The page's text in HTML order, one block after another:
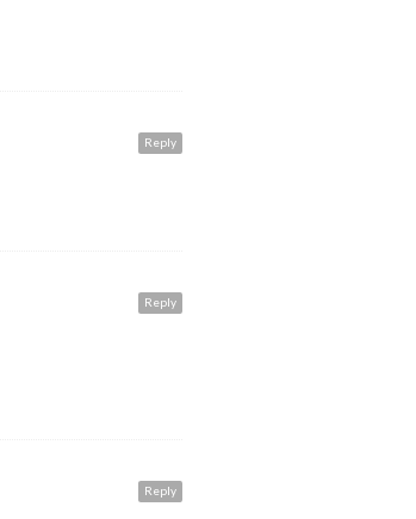
Reply
Reply
Reply